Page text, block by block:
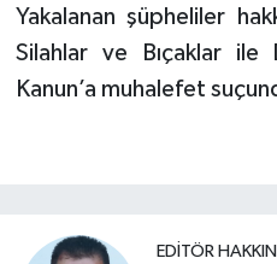
Yakalanan şüpheliler
Silahlar ve Bıçaklar ile
Kanun’a muhalefet
EDITÖR